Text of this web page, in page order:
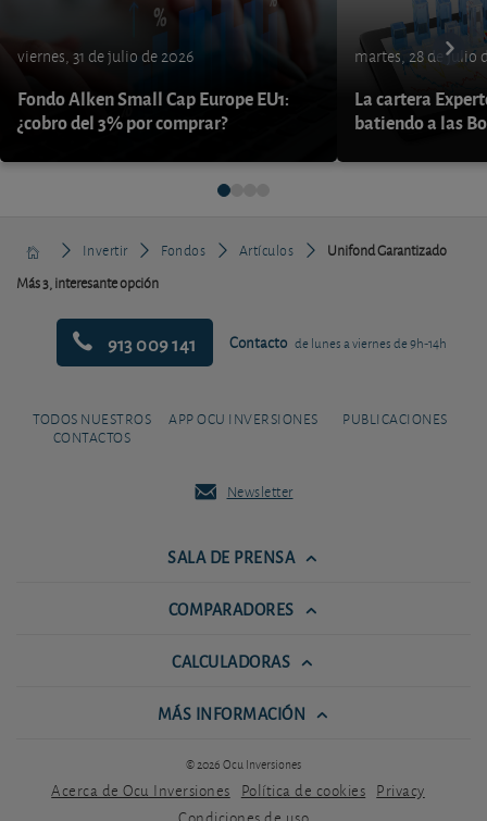
viernes, 31 de julio de 2026
Fondo Alken Small Cap Europe EU1:
¿cobro del 3% por comprar?
martes, 28 de julio
La cartera
batiendo a las
Invertir Fondos Artículos
Unifond Garantizado
Más 3, interesante opción
913 009 141 Contacto de lunes a viernes de 9h-14h
TODOS NUESTROS
CONTACTOS
APP OCU INVERSIONES PUBLICACIONES
Newsletter
SALA DE PRENSA
COMPARADORES
CALCULADORAS
MÁS INFORMACIÓN
© 2026 Ocu Inversiones
Acerca de Ocu Inversiones Política de cookies Privacy